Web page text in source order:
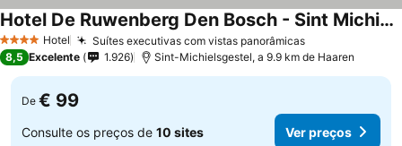
4 EstrelasHotel Suítes executivas com vistas panorâmicas
Hotel De Ruwenberg Den Bosch - Sint Michielsgestel
8,5 Excelente 1.926 Sint-Michielsgestel, a 9.9 km de Haaren
De € 99
Consulte os preços de 10 sites Ver preços